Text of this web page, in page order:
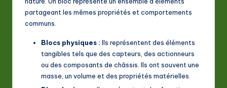
partageant les mêmes propriétés et comportements
communs.
Blocs physiques : Ils représentent des éléments
tangibles tels que des capteurs, des actionneurs
ou des composants de châssis. Ils ont souvent une
masse, un volume et des propriétés matérielles.